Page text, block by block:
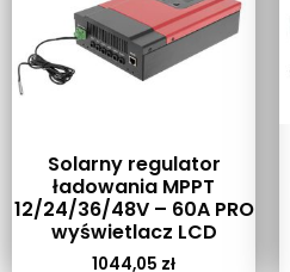
Solarny regulator
ładowania MPPT
12/24/36/48V – 60A PRO
wyświetlacz LCD
1044,05 zł